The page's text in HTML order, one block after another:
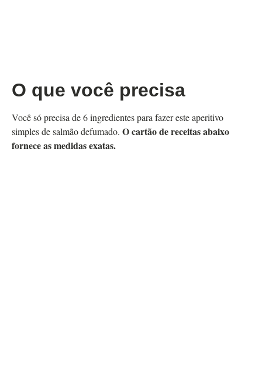
O que você precisa
Você só precisa de 6 ingredientes para fazer este aperitivo
simples de salmão defumado. O cartão de receitas abaixo
fornece as medidas exatas.